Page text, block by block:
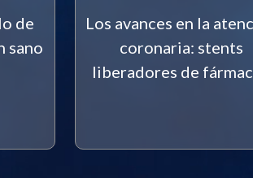
de
sano
Los avances en la
coronaria: stents
liberadores de